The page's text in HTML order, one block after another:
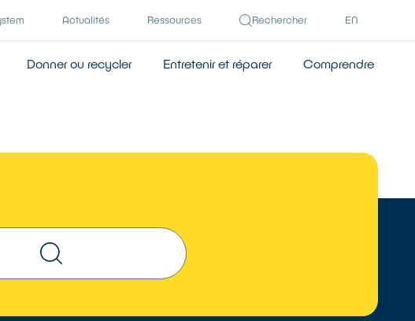
Actualités Ressources Rechercher EN
Donner ou recycler Entretenir et réparer Comprendre